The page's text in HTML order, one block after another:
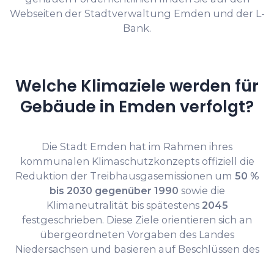
Webseiten der Stadtverwaltung Emden und der L-
Bank.
Welche Klimaziele werden für
Gebäude in Emden verfolgt?
Die Stadt Emden hat im Rahmen ihres
kommunalen Klimaschutzkonzepts offiziell die
Reduktion der Treibhausgasemissionen um 50 %
bis 2030 gegenüber 1990 sowie die
Klimaneutralität bis spätestens 2045
festgeschrieben. Diese Ziele orientieren sich an
übergeordneten Vorgaben des Landes
Niedersachsen und basieren auf Beschlüssen des